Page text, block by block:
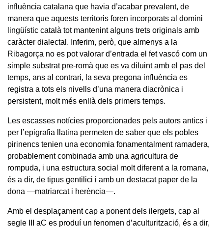
influència catalana que havia d’acabar prevalent, de
manera que aquests territoris foren incorporats al domini
lingüístic català tot mantenint alguns trets originals amb
caràcter dialectal. Inferim, però, que almenys a la
Ribagorça no es pot valorar d’entrada el fet vascó com un
simple substrat pre-romà que es va diluint amb el pas del
temps, ans al contrari, la seva pregona influència es
registra a tots els nivells d’una manera diacrònica i
persistent, molt més enllà dels primers temps.
Les escasses notícies proporcionades pels autors antics i
per l’epigrafia llatina permeten de saber que els pobles
pirinencs tenien una economia fonamentalment ramadera,
probablement combinada amb una agricultura de
rompuda, i una estructura social molt diferent a la romana,
és a dir, de tipus gentilici i amb un destacat paper de la
dona —matriarcat i herència—.
Amb el desplaçament cap a ponent dels ilergets, cap al
segle III aC es produí un fenomen d’aculturització, és a dir,